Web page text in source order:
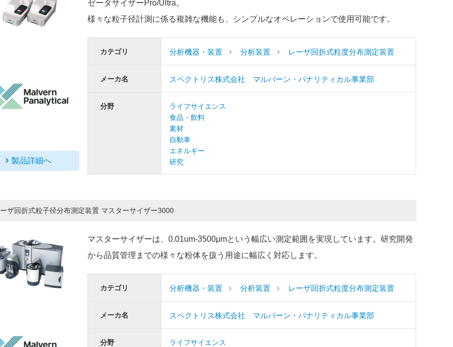
製品詳細へ
ゼータサイザーPro/Ultra。
様々な粒子径計測に係る複雑な機能も、シンプルなオペレーションで使用可能です。
カテゴリ 分析機器・装置 分析装置 レーザ回折式粒度分布測定装置
メーカ名 スペクトリス株式会社 マルバーン・パナリティカル事業部
分野
ライフサイエンス
食品・飲料
素材
自動車
エネルギー
研究
ザ回折式粒子径分布測定装置 マスターサイザー3000
マスターサイザーは、0.01um-3500μmという幅広い測定範囲を実現しています。研究開発
から品質管理までの様々な粉体を扱う用途に幅広く対応します。
カテゴリ 分析機器・装置 分析装置 レーザ回折式粒度分布測定装置
メーカ名 スペクトリス株式会社 マルバーン・パナリティカル事業部
分野
ライフサイエンス